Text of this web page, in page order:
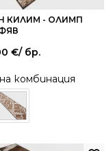
КИЛИМ - ОЛИМП
€/ бр.
комбинация